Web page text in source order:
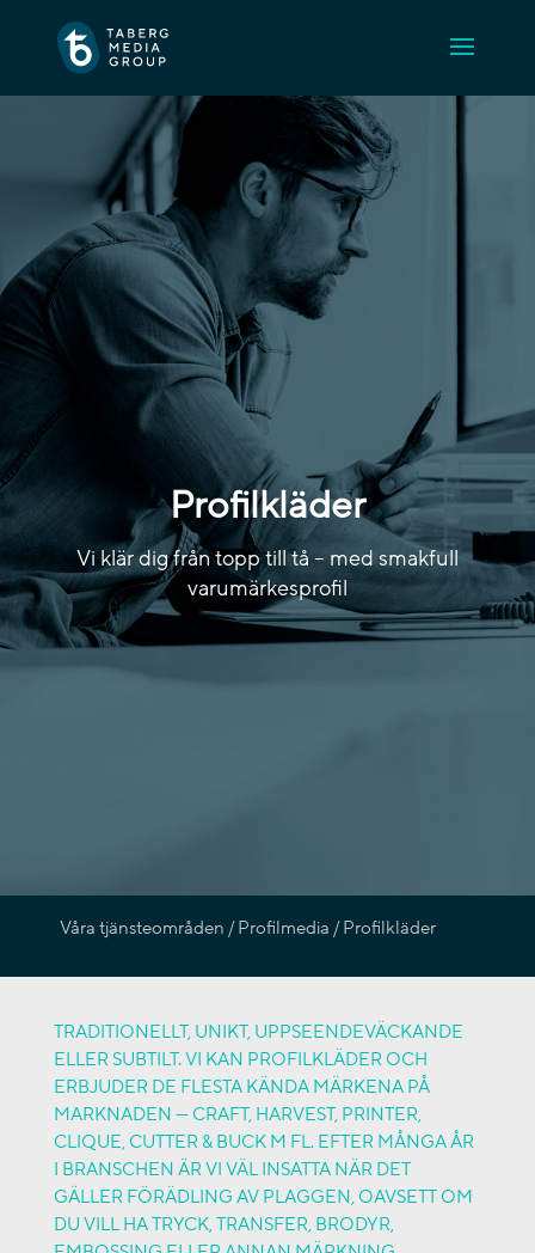
Profilkläder
Vi klär dig från topp till tå – med smakfull
varumärkesprofil
Våra tjänsteområden / Profilmedia / Profilkläder
TRADITIONELLT, UNIKT, UPPSEENDEVÄCKANDE
ELLER SUBTILT. VI KAN PROFILKLÄDER OCH
ERBJUDER DE FLESTA KÄNDA MÄRKENA PÅ
MARKNADEN — CRAFT, HARVEST, PRINTER,
CLIQUE, CUTTER & BUCK M FL. EFTER MÅNGA ÅR
I BRANSCHEN ÄR VI VÄL INSATTA NÄR DET
GÄLLER FÖRÄDLING AV PLAGGEN, OAVSETT OM
DU VILL HA TRYCK, TRANSFER, BRODYR,